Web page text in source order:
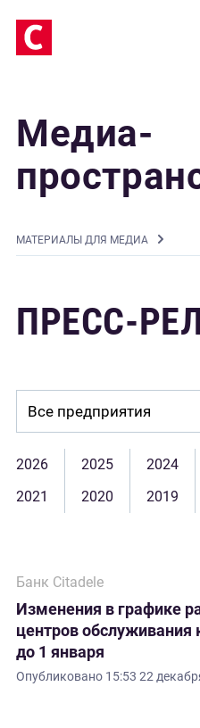
Медиа-
MАТЕРИАЛЫ ДЛЯ МЕДИА
ПРЕСС-
2026 2025 2024
2021
2020 2019
Банк Citadele
Изменения в графике
центров обслуживания
до 1 января
Опубликовано 15:53 22